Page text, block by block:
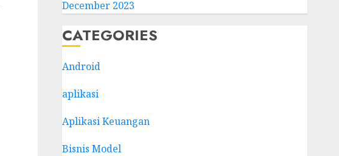
December 2023
CATEGORIES
Android
aplikasi
Aplikasi Keuangan
Bisnis Model